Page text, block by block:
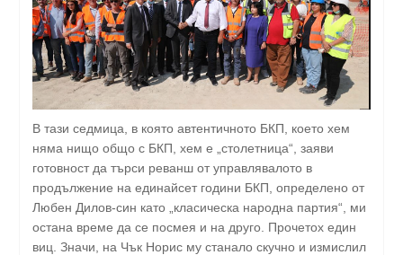
В тази седмица, в която автентичното БКП, което хем
няма нищо общо с БКП, хем е „столетница“, заяви
готовност да търси реванш от управлявалото в
продължение на единайсет години БКП, определено от
Любен Дилов-син като „класическа народна партия“, ми
остана време да се посмея и на друго. Прочетох един
виц. Значи, на Чък Норис му станало скучно и измислил